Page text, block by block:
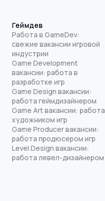
Геймдев
Работа в GameDev:
свежие вакансии игровой
индустрии
Game Development
вакансии: работа в
разработке игр
Game Design вакансии:
работа геймдизайнером
Game Art вакансии: работа
художником игр
Game Producer вакансии:
работа продюсером игр
Level Design вакансии:
работа левел-дизайнером